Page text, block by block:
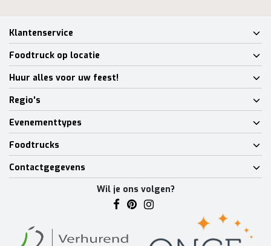
Klantenservice
Foodtruck op locatie
Huur alles voor uw feest!
Regio's
Evenementtypes
Foodtrucks
Contactgegevens
Wil je ons volgen?